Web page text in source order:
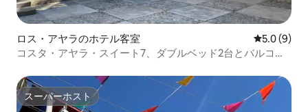
ロス・アヤラのホテル客室 レビュー9
5.0 (9)
コスタ・アヤラ・スイート7、ダブルベッド2台とバルコニ
スーパーホスト
スーパーホスト